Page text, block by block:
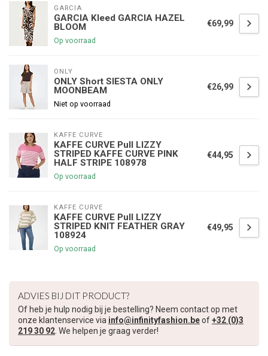
GARCIA
GARCIA Kleed GARCIA HAZEL
BLOOM
Op voorraad
€69,99
ONLY
ONLY Short SIESTA ONLY
MOONBEAM
Niet op voorraad
€26,99
KAFFE CURVE
KAFFE CURVE Pull LIZZY
STRIPED KAFFE CURVE PINK
HALF STRIPE 108978
Op voorraad
€44,95
KAFFE CURVE
KAFFE CURVE Pull LIZZY
STRIPED KNIT FEATHER GRAY
108924
Op voorraad
€49,95
ADVIES BIJ DIT PRODUCT?
Of heb je hulp nodig bij je bestelling? Neem contact op met
onze klantenservice via info@infinityfashion.beof+32 (0)3
219 30 92. We helpen je graag verder!